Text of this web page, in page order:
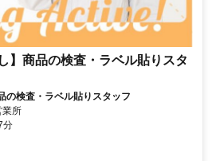
】商品の検査・ラベル貼りスタ
の検査・ラベル貼りスタッフ
業所
7分